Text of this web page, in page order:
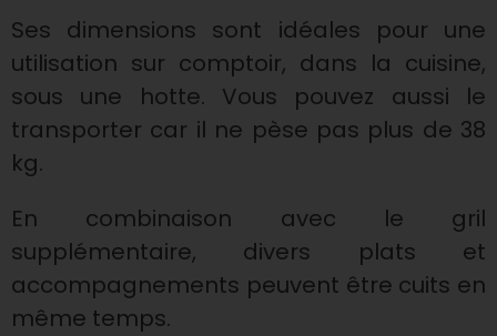
Ses dimensions sont idéales pour une
utilisation sur comptoir, dans la cuisine,
sous une hotte. Vous pouvez aussi le
transporter car il ne pèse pas plus de 38
kg.
En combinaison avec le gril
supplémentaire, divers plats et
accompagnements peuvent être cuits en
même temps.